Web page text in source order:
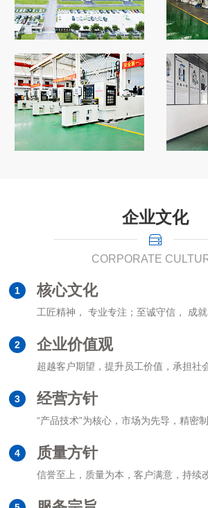
企业文化
CORPORATE
1 核心文化
工匠精神， 专业专注；至诚守信， 成
2 企业价值观
超越客户期望，提升员工价值，承担社
3 经营方针
“产品技术”为核心，市场为先导，精密
4 质量方针
信誉至上，质量为本，客户满意，持续